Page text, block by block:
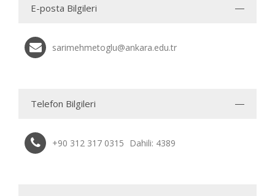
E-posta Bilgileri
sarimehmetoglu@ankara.edu.tr
Telefon Bilgileri
+90 312 317 0315 Dahili: 4389